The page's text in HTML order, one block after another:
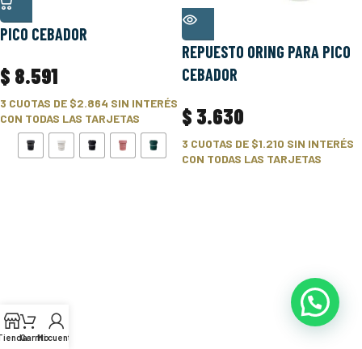
PICO CEBADOR
$ 8.591
3 CUOTAS DE $2.864 SIN INTERÉS
CON TODAS LAS TARJETAS
REPUESTO ORING PARA PICO
CEBADOR
$ 3.630
3 CUOTAS DE $1.210 SIN INTERÉS
CON TODAS LAS TARJETAS
CarritoMi cuenta